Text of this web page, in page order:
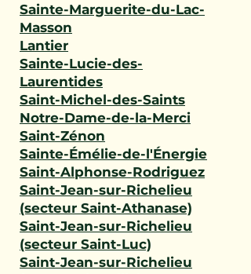
Sainte-Marguerite-du-Lac-
Masson
Lantier
Sainte-Lucie-des-
Laurentides
Saint-Michel-des-Saints
Notre-Dame-de-la-Merci
Saint-Zénon
Sainte-Émélie-de-l'Énergie
Saint-Alphonse-Rodriguez
Saint-Jean-sur-Richelieu
(secteur Saint-Athanase)
Saint-Jean-sur-Richelieu
(secteur Saint-Luc)
Saint-Jean-sur-Richelieu